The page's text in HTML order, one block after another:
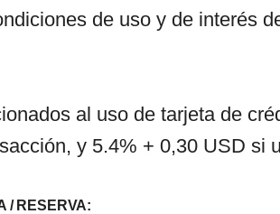
de uso y de interés
al uso de tarjeta de
y 5.4% + 0,30 USD si
/ RESERVA: